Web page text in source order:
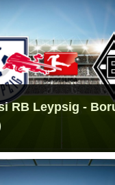
RB Leypsig -